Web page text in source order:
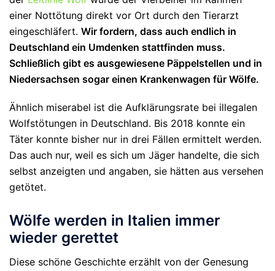
einer Nottötung direkt vor Ort durch den Tierarzt
eingeschläfert. Wir fordern, dass auch endlich in
Deutschland ein Umdenken stattfinden muss.
Schließlich gibt es ausgewiesene Päppelstellen und in
Niedersachsen sogar einen Krankenwagen für Wölfe.
Ähnlich miserabel ist die Aufklärungsrate bei illegalen
Wolfstötungen in Deutschland. Bis 2018 konnte ein
Täter konnte bisher nur in drei Fällen ermittelt werden.
Das auch nur, weil es sich um Jäger handelte, die sich
selbst anzeigten und angaben, sie hätten aus versehen
getötet.
Wölfe werden in Italien immer
wieder gerettet
Diese schöne Geschichte erzählt von der Genesung